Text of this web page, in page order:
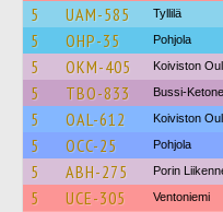
5 UAM-585 Tyllilä
5 OHP-35 Pohjola
5 OKM-405 Koiviston
5 TBO-833 Bussi-
5 OAL-612 Koiviston
5 OCC-25 Pohjola
5 ABH-275 Porin
5 UCE-305 Ventoniemi